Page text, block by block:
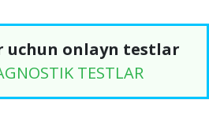
onlayn testlar
TESTLAR